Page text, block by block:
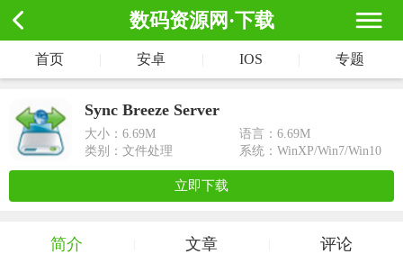
数码资源网·下载
首页 安卓 IOS 专题
Sync Breeze Server
大小： 6.69M
语言：6.69M
类别：文件处理
系统：WinXP/Win7/Win10
立即下载
简介 文章 评论